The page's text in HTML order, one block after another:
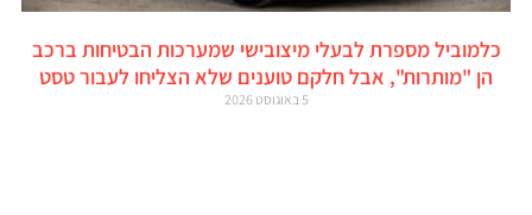
כלמוביל מספרת לבעלי מיצובישי שמערכות הבטיחות ברכב
הן "מותרות", אבל חלקם טוענים שלא הצליחו לעבור טסט
5 באוגוסט 2026